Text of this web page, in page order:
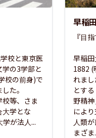
校と東京医
の3学部と
校の前身)で
た。
等、さま
大学とな
が法人...
早稲
『目
早稲
1882 (
れま
とす
野精
により
人類
まざま